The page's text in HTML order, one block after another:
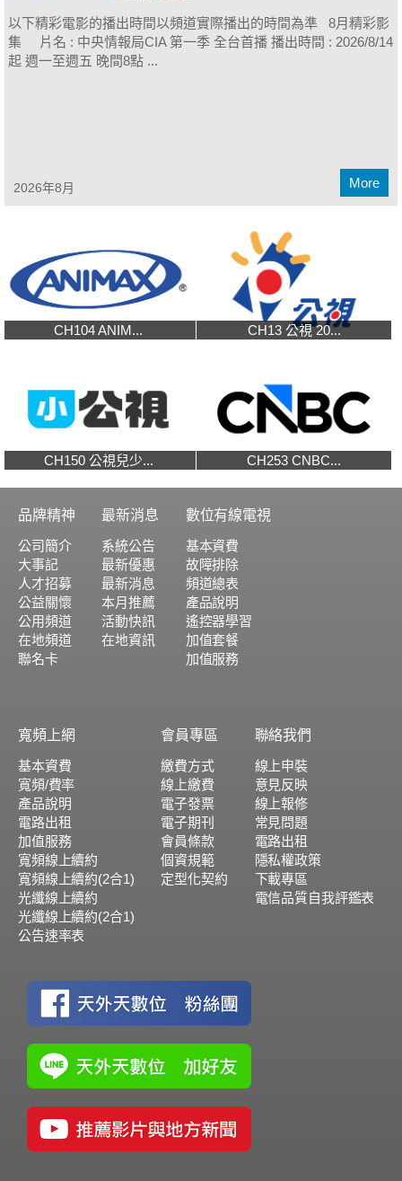
以下精彩電影的播出時間以頻道實際播出的時間為準 8月精彩影
集 片名 : 中央情報局CIA 第一季 全台首播 播出時間 : 2026/8/14
起 週一至週五 晚間8點 ...
2026年8月 More
CH104 ANIM... CH13 公視 20...
CH150 公視兒少... CH253 CNBC...
品牌精神
公司簡介
大事記
人才招募
公益關懷
公用頻道
在地頻道
聯名卡
最新消息
系統公告
最新優惠
最新消息
本月推薦
活動快訊
在地資訊
數位有線電視
基本資費
故障排除
頻道總表
產品說明
遙控器學習
加值套餐
加值服務
寬頻上網
基本資費
寬頻/費率
產品說明
電路出租
加值服務
寬頻線上續約
寬頻線上續約(2合1)
光纖線上續約
光纖線上續約(2合1)
公告速率表
會員專區
繳費方式
線上繳費
電子發票
電子期刊
會員條款
個資規範
定型化契約
聯絡我們
線上申裝
意見反映
線上報修
常見問題
電路出租
隱私權政策
下載專區
電信品質自我評鑑表